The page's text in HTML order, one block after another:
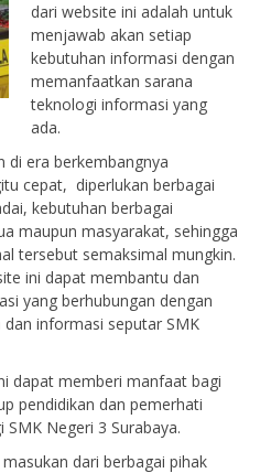
dari website ini adalah untuk
menjawab akan setiap
kebutuhan informasi dengan
memanfaatkan sarana
teknologi informasi yang
ada.
di era berkembangnya
cepat, diperlukan berbagai
kebutuhan berbagai
maupun masyarakat, sehingga
tersebut semaksimal mungkin.
ini dapat membantu dan
yang berhubungan dengan
informasi seputar SMK
dapat memberi manfaat bagi
pendidikan dan pemerhati
Negeri 3 Surabaya.
dari berbagai pihak